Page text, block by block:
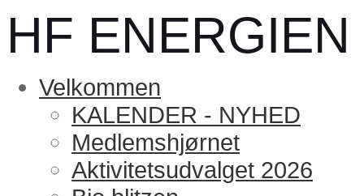
HF ENERGIEN
Velkommen
KALENDER - NYHED
Medlemshjørnet
Aktivitetsudvalget 2026